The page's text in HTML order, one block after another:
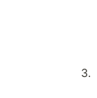
3.